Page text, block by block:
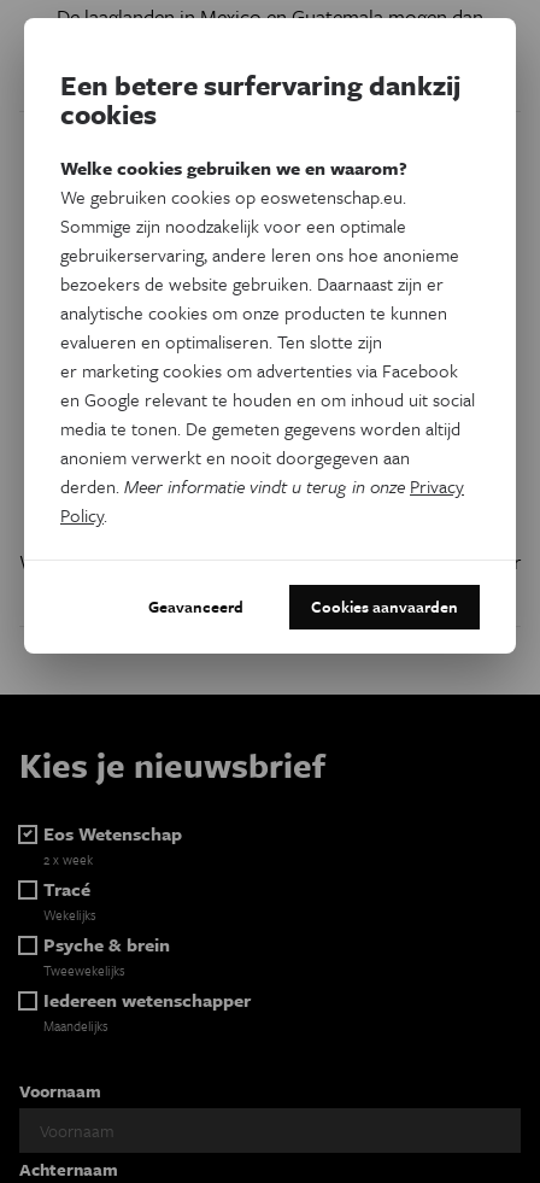
De laaglanden in Mexico en Guatemala mogen dan
de bodem is nog veeleer beperkt.
Geschiedenis
Gips toont grote droogte die
Maya’s nekte
Water in afzettingen op de bodem van een Mexicaans meer
geeft aan hoe droog het werd.
Kies je nieuwsbrief
Eos Wetenschap
2 x week
Tracé
Wekelijks
Psyche & brein
Tweewekelijks
Iedereen wetenschapper
Maandelijks
Voornaam
Achternaam
Een betere surfervaring dankzij
cookies
Welke cookies gebruiken we en waarom?
We gebruiken cookies op eoswetenschap.eu.
Sommige zijn noodzakelijk voor een optimale
gebruikerservaring, andere leren ons hoe anonieme
bezoekers de website gebruiken. Daarnaast zijn er
analytische cookies om onze producten te kunnen
evalueren en optimaliseren. Ten slotte zijn
er marketing cookies om advertenties via Facebook
en Google relevant te houden en om inhoud uit social
media te tonen. De gemeten gegevens worden altijd
anoniem verwerkt en nooit doorgegeven aan
derden.Meer informatie vindt u terug in onze Privacy
Policy.
Geavanceerd Cookies aanvaarden